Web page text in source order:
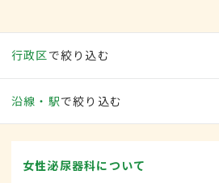
行政区で絞り込む
沿線・駅で絞り込む
女性泌尿器科について